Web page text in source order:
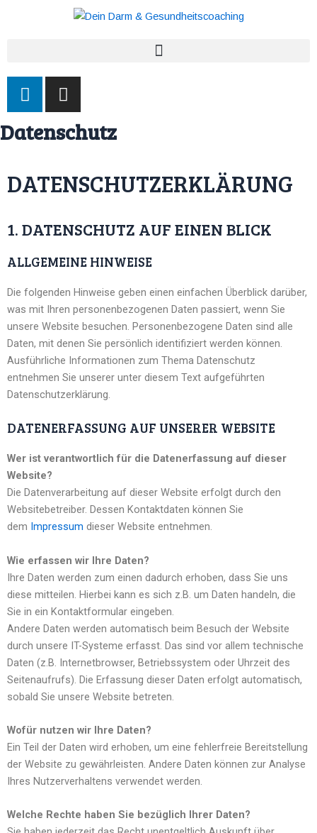
L
i
k
d
i
I
n
t
g
r
m
Datenschutz
DATENSCHUTZERKLÄRUNG
1. DATENSCHUTZ AUF EINEN BLICK
ALLGEMEINE HINWEISE
Die folgenden Hinweise geben einen einfachen Überblick darüber,
was mit Ihren personenbezogenen Daten passiert, wenn Sie
unsere Website besuchen. Personenbezogene Daten sind alle
Daten, mit denen Sie persönlich identifiziert werden können.
Ausführliche Informationen zum Thema Datenschutz
entnehmen Sie unserer unter diesem Text aufgeführten
Datenschutzerklärung.
DATENERFASSUNG AUF UNSERER WEBSITE
Wer ist verantwortlich für die Datenerfassung auf dieser
Website?
Die Datenverarbeitung auf dieser Website erfolgt durch den
Websitebetreiber. Dessen Kontaktdaten können Sie
dem Impressum dieser Website entnehmen.
Wie erfassen wir Ihre Daten?
Ihre Daten werden zum einen dadurch erhoben, dass Sie uns
diese mitteilen. Hierbei kann es sich z.B. um Daten handeln, die
Sie in ein Kontaktformular eingeben.
Andere Daten werden automatisch beim Besuch der Website
durch unsere IT-Systeme erfasst. Das sind vor allem technische
Daten (z.B. Internetbrowser, Betriebssystem oder Uhrzeit des
Seitenaufrufs). Die Erfassung dieser Daten erfolgt automatisch,
sobald Sie unsere Website betreten.
Wofür nutzen wir Ihre Daten?
Ein Teil der Daten wird erhoben, um eine fehlerfreie Bereitstellung
der Website zu gewährleisten. Andere Daten können zur Analyse
Ihres Nutzerverhaltens verwendet werden.
Welche Rechte haben Sie bezüglich Ihrer Daten?